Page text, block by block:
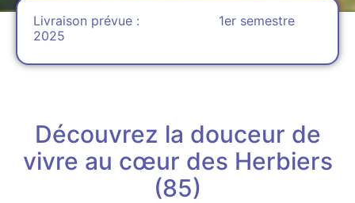
Livraison prévue : 1er semestre
2025
Découvrez la douceur de
vivre au cœur des Herbiers
(85)